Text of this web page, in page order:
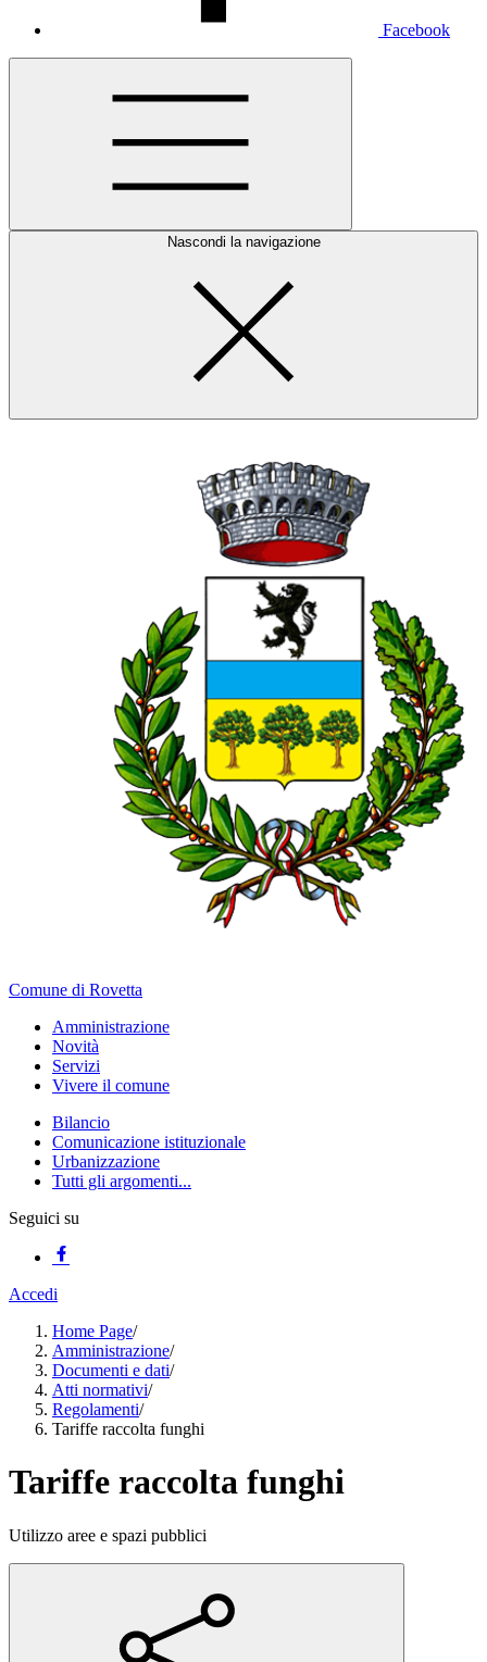
Facebook
Nascondi la navigazione
Comune di Rovetta
Amministrazione
Novità
Servizi
Vivere il comune
Bilancio
Comunicazione istituzionale
Urbanizzazione
Tutti gli argomenti...
Seguici su
Accedi
Home Page/
Amministrazione/
Documenti e dati/
Atti normativi/
Regolamenti/
Tariffe raccolta funghi
Tariffe raccolta funghi
Utilizzo aree e spazi pubblici